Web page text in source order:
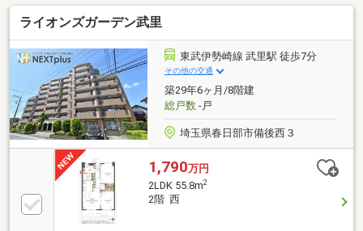
ていただきます。住宅ローンに不安がある方、借り入
れができないと思っている方、あきらめる前に一度埼
玉相互住宅（株）東越谷店までお越しください！
ライオンズガーデン武里
東武伊勢崎線 武里駅 徒歩7分
その他の交通
築29年6ヶ月/8階建
総戸数-戸
埼玉県春日部市備後西３
1,790万円
2LDK 55.8m2
2階 西